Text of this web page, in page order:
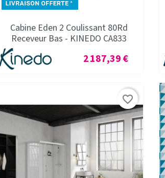
Cabine Eden 2 Coulissant 80Rd
Receveur Bas - KINEDO CA833
Prix
2 187,39 €
favorite_border